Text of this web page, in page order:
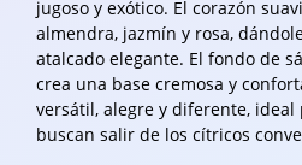
jugoso y exótico. El corazón
almendra, jazmín y rosa,
atalcado elegante. El fondo de
crea una base cremosa y
versátil, alegre y diferente,
buscan salir de los cítricos